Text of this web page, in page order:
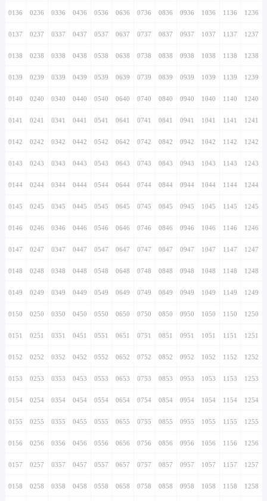
0136 0236 0336 0436 0536 0636 0736 0836 0936 1036 1136 1236
0137 0237 0337 0437 0537 0637 0737 0837 0937 1037 1137 1237
0138 0238 0338 0438 0538 0638 0738 0838 0938 1038 1138 1238
0139 0239 0339 0439 0539 0639 0739 0839 0939 1039 1139 1239
0140 0240 0340 0440 0540 0640 0740 0840 0940 1040 1140 1240
0141 0241 0341 0441 0541 0641 0741 0841 0941 1041 1141 1241
0142 0242 0342 0442 0542 0642 0742 0842 0942 1042 1142 1242
0143 0243 0343 0443 0543 0643 0743 0843 0943 1043 1143 1243
0144 0244 0344 0444 0544 0644 0744 0844 0944 1044 1144 1244
0145 0245 0345 0445 0545 0645 0745 0845 0945 1045 1145 1245
0146 0246 0346 0446 0546 0646 0746 0846 0946 1046 1146 1246
0147 0247 0347 0447 0547 0647 0747 0847 0947 1047 1147 1247
0148 0248 0348 0448 0548 0648 0748 0848 0948 1048 1148 1248
0149 0249 0349 0449 0549 0649 0749 0849 0949 1049 1149 1249
0150 0250 0350 0450 0550 0650 0750 0850 0950 1050 1150 1250
0151 0251 0351 0451 0551 0651 0751 0851 0951 1051 1151 1251
0152 0252 0352 0452 0552 0652 0752 0852 0952 1052 1152 1252
0153 0253 0353 0453 0553 0653 0753 0853 0953 1053 1153 1253
0154 0254 0354 0454 0554 0654 0754 0854 0954 1054 1154 1254
0155 0255 0355 0455 0555 0655 0755 0855 0955 1055 1155 1255
0156 0256 0356 0456 0556 0656 0756 0856 0956 1056 1156 1256
0157 0257 0357 0457 0557 0657 0757 0857 0957 1057 1157 1257
0158 0258 0358 0458 0558 0658 0758 0858 0958 1058 1158 1258